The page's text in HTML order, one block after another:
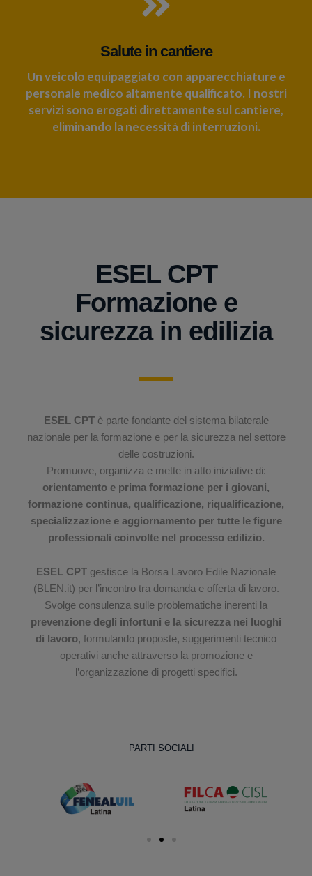
Salute in cantiere
Un veicolo equipaggiato con apparecchiature e
personale medico altamente qualificato. I nostri
servizi sono erogati direttamente sul cantiere,
eliminando la necessità di interruzioni.
ESEL CPT
Formazione e
sicurezza in edilizia
ESEL CPTè parte fondante del sistema bilaterale
nazionale per la formazione e per la sicurezza nel settore
delle costruzioni.
Promuove, organizza e mette in atto iniziative di:
orientamento e prima formazione per i giovani,
formazione continua, qualificazione, riqualificazione,
specializzazione e aggiornamento per tutte le figure
professionali coinvolte nel processo edilizio.
ESEL CPT gestisce la Borsa Lavoro Edile Nazionale
(BLEN.it) per l’incontro tra domanda e offerta di lavoro.
Svolge consulenza sulle problematiche inerenti la
prevenzione degli infortuni e la sicurezza nei luoghi
di lavoro, formulando proposte, suggerimenti tecnico
operativi anche attraverso la promozione e
l’organizzazione di progetti specifici.
PARTI SOCIALI